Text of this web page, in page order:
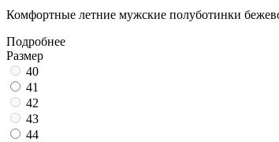
Комфортные летние мужские полуботинки
Подробнее
Размер
40
41
42
43
44